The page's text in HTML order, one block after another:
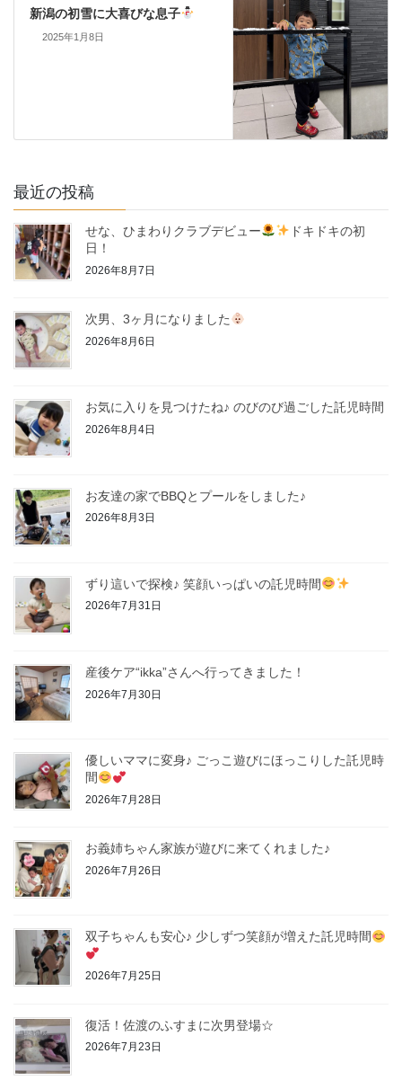
新潟の初雪に大喜びな息子
2025年1月8日
最近の投稿
せな、ひまわりクラブデビュー
ドキドキの初
日！
2026年8月7日
次男、3ヶ月になりました
2026年8月6日
お気に入りを見つけたね♪ のびのび過ごした託児時間
2026年8月4日
お友達の家でBBQとプールをしました♪
2026年8月3日
ずり這いで探検♪ 笑顔いっぱいの託児時間
2026年7月31日
産後ケア“ikka”さんへ行ってきました！
2026年7月30日
優しいママに変身♪ ごっこ遊びにほっこりした託児時
間
2026年7月28日
お義姉ちゃん家族が遊びに来てくれました♪
2026年7月26日
双子ちゃんも安心♪ 少しずつ笑顔が増えた託児時間
2026年7月25日
復活！佐渡のふすまに次男登場☆
2026年7月23日